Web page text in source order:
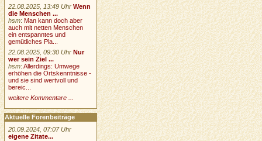
22.08.2025, 13:49 Uhr Wenn
die Menschen ...
hsm:Man kann doch aber
auch mit netten Menschen
ein entspanntes und
gemütliches Pla...
22.08.2025, 09:30 Uhr Nur
wer sein Ziel ...
hsm:Allerdings: Umwege
erhöhen die Ortskenntnisse -
und sie sind wertvoll und
bereic...
weitere Kommentare ...
Aktuelle Forenbeiträge
20.09.2024, 07:07 Uhr
eigene Zitate...